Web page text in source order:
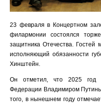
23 февраля в Концертном
филармонии состоялся
защитника Отечества. Гостей
исполняющий обязанности
Хинштейн.
Он отметил, что 2025 год
Федерации Владимиром
того, в нынешнем году